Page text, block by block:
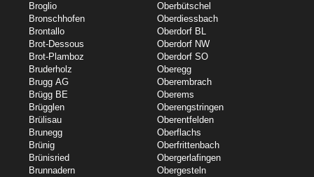
Broglio
Bronschhofen
Brontallo
Brot-Dessous
Brot-Plamboz
Bruderholz
Brugg AG
Brügg BE
Brügglen
Brülisau
Brunegg
Brünig
Brünisried
Brunnadern
Oberbütschel
Oberdiessbach
Oberdorf BL
Oberdorf NW
Oberdorf SO
Oberegg
Oberembrach
Oberems
Oberengstringen
Oberentfelden
Oberflachs
Oberfrittenbach
Obergerlafingen
Obergesteln